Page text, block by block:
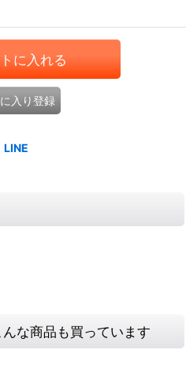
に入れる
入り登録
な商品も買っています